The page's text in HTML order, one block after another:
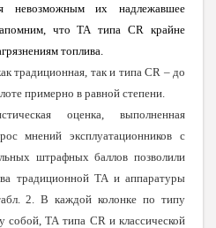
невозможным их надлежавшее
что ТА типа CR крайне
топлива.
традиционная, так и типа CR – до
примерно в равной степени.
оценка, выполненная
мнений эксплуатационников с
штрафных баллов позволили
традиционной ТА и аппаратуры
2. В каждой колонке по типу
собой, ТА типа CR и классической